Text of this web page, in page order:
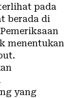
pada
berada di
menentukan
yang